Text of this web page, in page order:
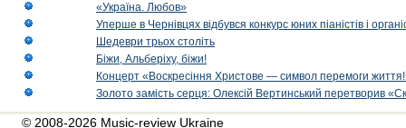
«Україна. Любов»
Уперше в Чернівцях відбувся конкурс юних піаністів і
Шедеври трьох століть
Біжи, Альберіху, біжи!
Концерт «Воскресіння Христове — символ перемоги
Золото замість серця: Олексій Вертинський перетворив
© 2008-2026 Music-review Ukraine